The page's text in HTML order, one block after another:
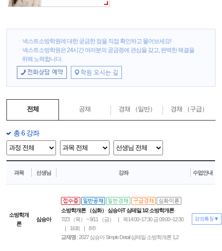
ㆍ넥스트소방학원에 대한 궁금한 점을 직접 확인하고 물어보세요!
ㆍ넥스트소방학원은 24시간 여러분의 궁금증에 관심을 갖고, 완벽한 해결을
위해 노력합니다.
전체 공채 경채 （일반） 경채 （구급）
총 6 강좌
과목 선생님 강좌 수업안내
소방학개
론
심승아
소방학개론 （심화） 심승아T 심테일 1/2 소방학개론
7/23 （목） ~ 9/11 （금）
목14:00~17:30 금 09:00~12:30
16회
8주
교재명 : 2027 심승아 Simple Detail 심테일 소방학개론 1,2